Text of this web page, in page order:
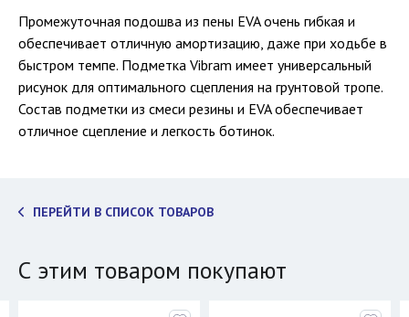
Промежуточная подошва из пены EVA очень гибкая и
обеспечивает отличную амортизацию, даже при ходьбе в
быстром темпе. Подметка Vibram имеет универсальный
рисунок для оптимального сцепления на грунтовой тропе.
Состав подметки из смеси резины и EVA обеспечивает
отличное сцепление и легкость ботинок.
ПЕРЕЙТИ В СПИСОК ТОВАРОВ
С этим товаром покупают